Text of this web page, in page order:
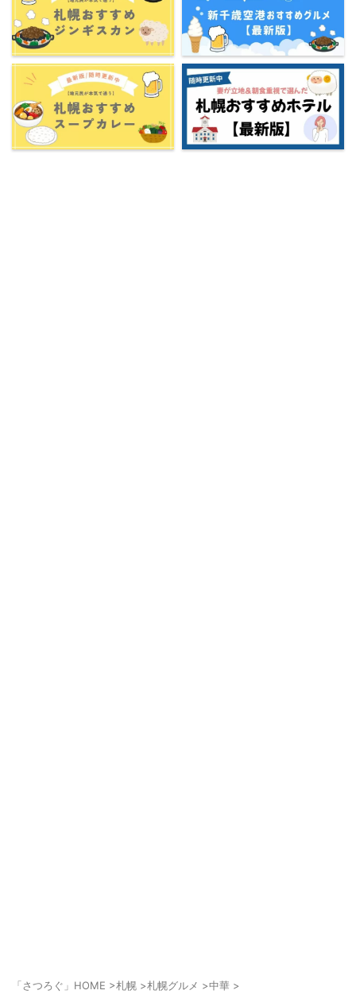
「さつろぐ」HOME >札幌 >札幌グルメ >中華 >